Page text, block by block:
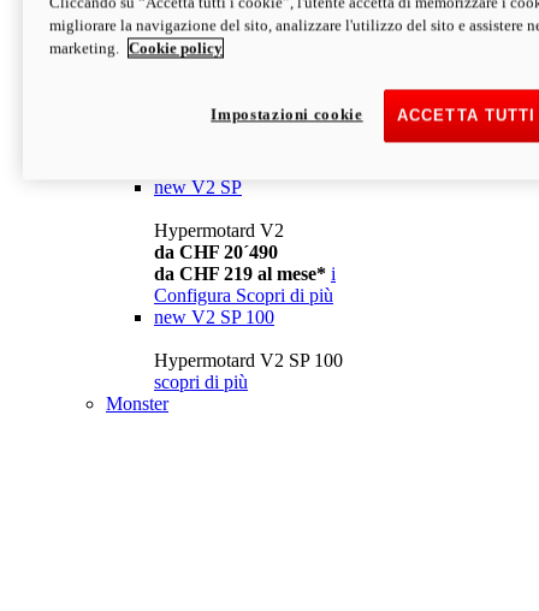
da CHF 13´990
Configura Scopri di più
newV2
da CHF 15´990
new V2 SP
Hypermotard V2
da CHF 20´490
da CHF 219 al mese* i
Configura Scopri di più
new V2 SP 100
Hypermotard V2 SP 100
scopri di più
Monster
migliorare la navigazione del sito, analizzare l'utilizzo del sito e assistere
marketing.
Cookie policy
ACCETTA
Impostazioni cookie